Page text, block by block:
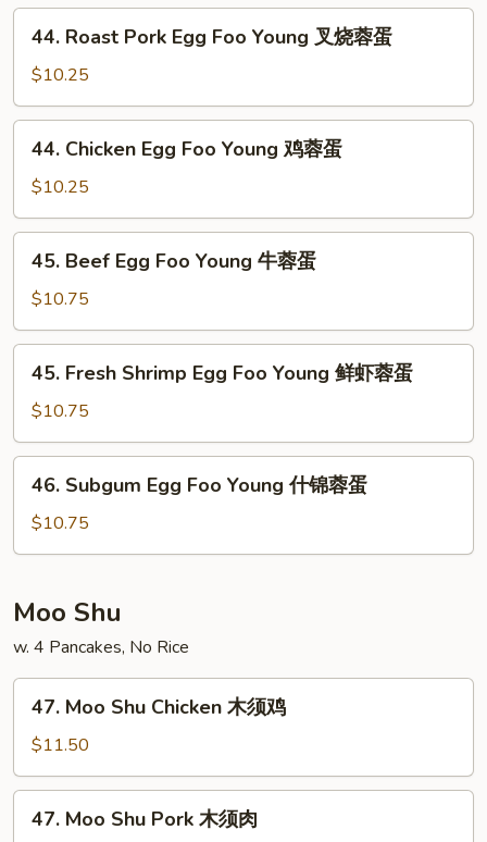
Young
蛋
Roast
Pork
Egg
Foo
Young
蓉
44. Roast Pork Egg Foo Young 叉烧蓉蛋
$10.25
Chicken
Egg
Foo
Young
44. Chicken Egg Foo Young 鸡蓉蛋
$10.25
Beef
Egg
Foo
Young
45. Beef Egg Foo Young 牛蓉蛋
$10.75
Fresh
Shrimp
Egg
Foo
Young
45. Fresh Shrimp Egg Foo Young 鲜虾蓉蛋
$10.75
Subgum
Egg
Foo
什
锦
蓉
蛋
46. Subgum Egg Foo Young 什锦蓉蛋
$10.75
Moo Shu
w. 4 Pancakes, No Rice
Moo
Shu
Chicken
木
47. Moo Shu Chicken 木须鸡
$11.50
Moo
47. Moo Shu Pork 木须肉